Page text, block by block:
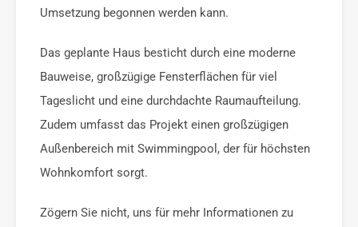
Umsetzung begonnen werden kann.
Das geplante Haus besticht durch eine moderne
Bauweise, großzügige Fensterflächen für viel
Tageslicht und eine durchdachte Raumaufteilung.
Zudem umfasst das Projekt einen großzügigen
Außenbereich mit Swimmingpool, der für höchsten
Wohnkomfort sorgt.
Zögern Sie nicht, uns für mehr Informationen zu